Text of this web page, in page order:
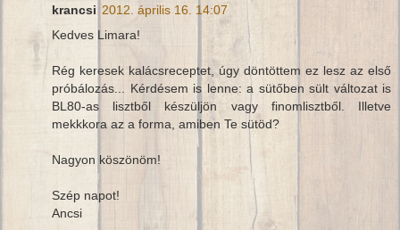
krancsi 2012. április 16. 14:07
Kedves Limara!
Rég keresek kalácsreceptet, úgy döntöttem ez lesz az első
próbálozás... Kérdésem is lenne: a sütőben sült változat is
BL80-as lisztből készüljön vagy finomlisztből. Illetve
mekkkora az a forma, amiben Te sütöd?
Nagyon köszönöm!
Szép napot!
Ancsi